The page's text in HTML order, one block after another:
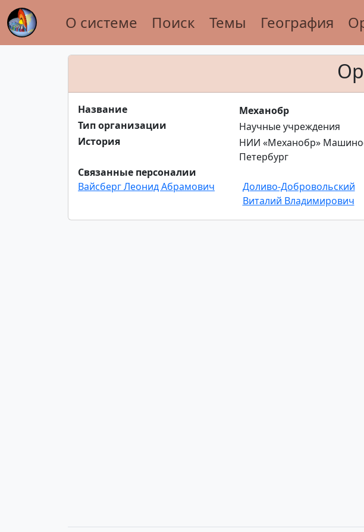
О системе Поиск Темы География
Название
Механобр
Тип организации
Научные учреждения
История
НИИ «Механобр»
Петербург
Связанные персоналии
Вайсберг Леонид Абрамович
Доливо-Добровольский
Виталий Владимирович